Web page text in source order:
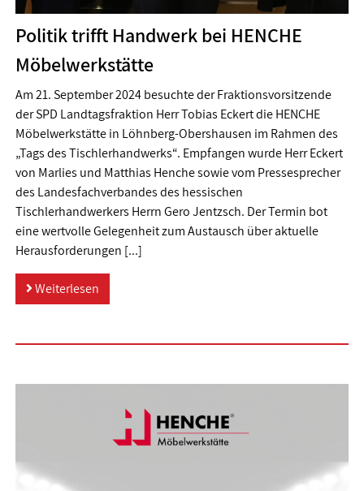
Politik trifft Handwerk bei HENCHE
Möbelwerkstätte
Am 21. September 2024 besuchte der Fraktionsvorsitzende
der SPD Landtagsfraktion Herr Tobias Eckert die HENCHE
Möbelwerkstätte in Löhnberg-Obershausen im Rahmen des
„Tags des Tischlerhandwerks“. Empfangen wurde Herr Eckert
von Marlies und Matthias Henche sowie vom Pressesprecher
des Landesfachverbandes des hessischen
Tischlerhandwerkers Herrn Gero Jentzsch. Der Termin bot
eine wertvolle Gelegenheit zum Austausch über aktuelle
Herausforderungen [...]
Weiterlesen